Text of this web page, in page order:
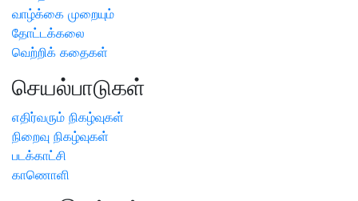
வாழ்க்கை முறையும்
தோட்டக்கலை
வெற்றிக் கதைகள்
செயல்பாடுகள்
எதிர்வரும் நிகழ்வுகள்
நிறைவு நிகழ்வுகள்
படக்காட்சி
காணொளி